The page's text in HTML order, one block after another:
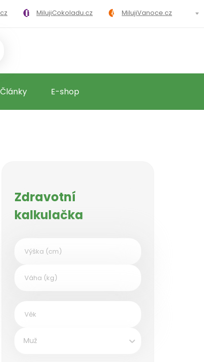
MilujiCokoladu.cz MilujiVanoce.cz
tabulky.cz
Články E-shop
Zdravotní
kalkulačka
Muž